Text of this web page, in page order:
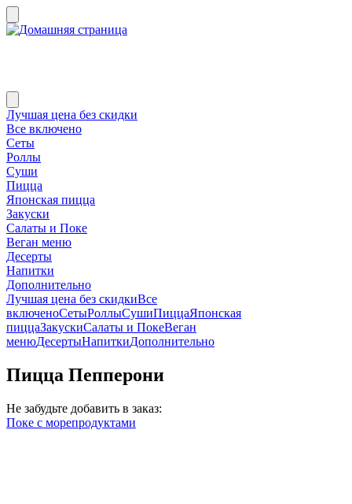
Лучшая цена без скидки
Все включено
Сеты
Роллы
Суши
Пицца
Японская пицца
Закуски
Салаты и Поке
Веган меню
Десерты
Напитки
Дополнительно
Лучшая цена без скидкиВсе
включеноСетыРоллыСушиПиццаЯпонская
пиццаЗакускиСалаты и ПокеВеган
менюДесертыНапиткиДополнительно
Пицца Пепперони
Не забудьте добавить в заказ:
Поке с морепродуктами